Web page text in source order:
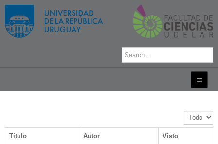
Cantidad
a
Título Autor Visto